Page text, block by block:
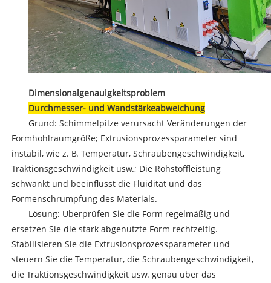
Dimensionalgenauigkeitsproblem
Durchmesser- und Wandstärkeabweichung
Grund: Schimmelpilze verursacht Veränderungen der
Formhohlraumgröße; Extrusionsprozessparameter sind
instabil, wie z. B. Temperatur, Schraubengeschwindigkeit,
Traktionsgeschwindigkeit usw.; Die Rohstoffleistung
schwankt und beeinflusst die Fluidität und das
Formenschrumpfung des Materials.
Lösung: Überprüfen Sie die Form regelmäßig und
ersetzen Sie die stark abgenutzte Form rechtzeitig.
Stabilisieren Sie die Extrusionsprozessparameter und
steuern Sie die Temperatur, die Schraubengeschwindigkeit,
die Traktionsgeschwindigkeit usw. genau über das